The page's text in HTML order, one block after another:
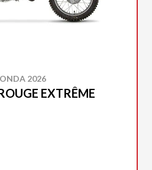
2026
EXTRÊME